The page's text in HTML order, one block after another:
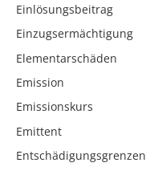
Einlösungsbeitrag
Einzugsermächtigung
Elementarschäden
Emission
Emissionskurs
Emittent
Entschädigungsgrenzen